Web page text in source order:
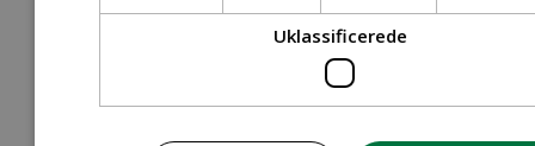
Tilbehør Robotplæneklipper
Tilbehør Walk Behind
Uklassificerede